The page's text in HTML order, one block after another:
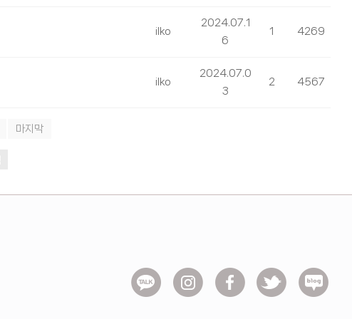
ilko
2024.07.1
6
1 4269
ilko
2024.07.0
3
2 4567
마지막